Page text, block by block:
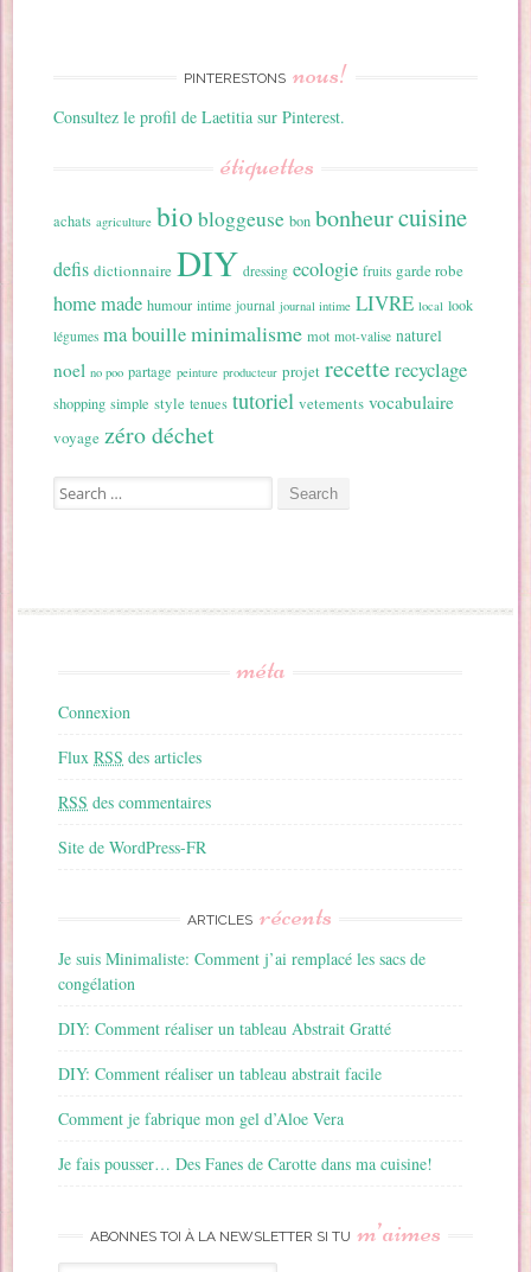
PINTERESTONS nous!
Consultez le profil de Laetitia sur Pinterest.
étiquettes
achats agriculture bio bloggeuse bon bonheurcuisine
defis dictionnaire DIY dressing ecologie fruits garde robe
home made humour intime journal journal intime LIVRE local look
légumes ma bouilleminimalisme mot mot-valise naturel
noel no poo partage peinture producteur projet recetterecyclage
shopping simple style tenues tutoriel vetements vocabulaire
voyage zéro déchet
Search for:
méta
Connexion
FluxRSS des articles
RSS des commentaires
Site de WordPress-FR
ARTICLES récents
Je suis Minimaliste: Comment j’ai remplacé les sacs de
congélation
DIY: Comment réaliser un tableau Abstrait Gratté
DIY: Comment réaliser un tableau abstrait facile
Comment je fabrique mon gel d’Aloe Vera
Je fais pousser… Des Fanes de Carotte dans ma cuisine!
ABONNES TOI À LA NEWSLETTER SI TU m’aimes